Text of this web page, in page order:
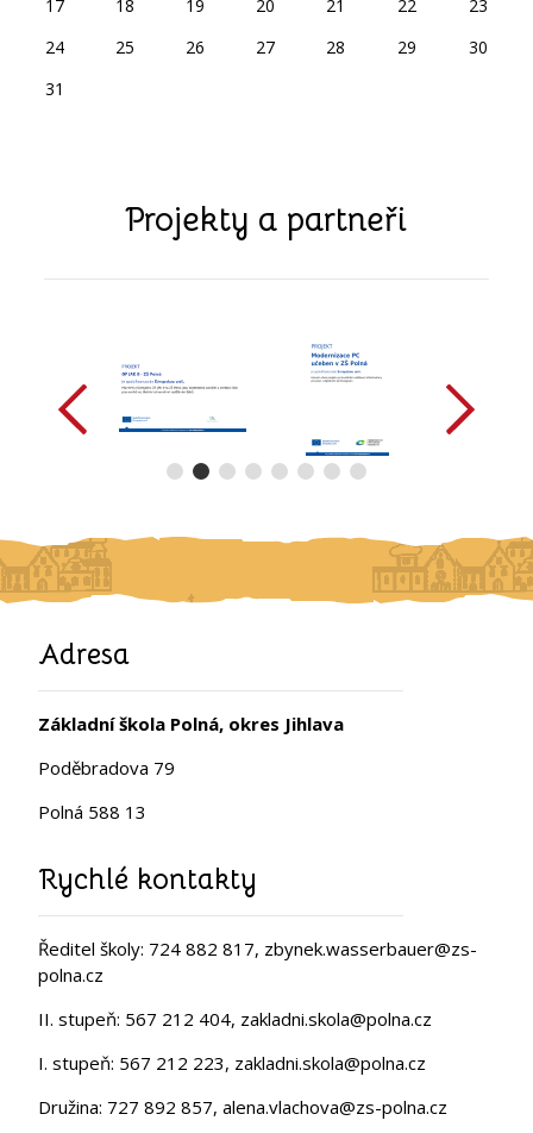
17
18 19 20 21 22
23
24
25 26 27 28 29
30
31
Projekty a partneři
Adresa
Základní škola Polná, okres Jihlava
Poděbradova 79
Polná 588 13
Rychlé kontakty
Ředitel školy: 724 882 817, zbynek.wasserbauer@zs-
polna.cz
II. stupeň: 567 212 404, zakladni.skola@polna.cz
I. stupeň: 567 212 223, zakladni.skola@polna.cz
Družina: 727 892 857, alena.vlachova@zs-polna.cz